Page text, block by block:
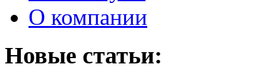
О компании
Новые статьи: